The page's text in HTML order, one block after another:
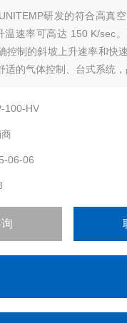
研发的符合高真
温速率可高达 150 K/sec
控制的斜坡上升速率和快
适的气体控制、台式系统，
100-HV
06-06